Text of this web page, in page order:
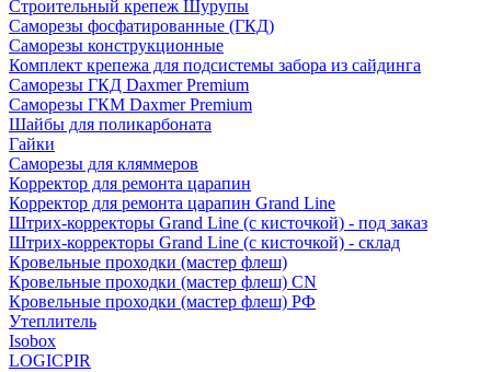
Строительный крепеж Шурупы
Саморeзы фосфатированные (ГКД)
Саморезы конструкционные
Комплект крепежа для подсистемы забора из сайдинга
Саморезы ГКД Daxmer Premium
Саморезы ГКМ Daxmer Premium
Шайбы для поликарбоната
Гайки
Саморезы для кляммеров
Корректор для ремонта царапин
Корректор для ремонта царапин Grand Line
Штрих-корректоры Grand Line (с кисточкой) - под заказ
Штрих-корректоры Grand Line (с кисточкой) - склад
Кровельные проходки (мастер флеш)
Кровельные проходки (мастер флеш) CN
Кровельные проходки (мастер флеш) РФ
Утеплитель
Isobox
LOGICPIR